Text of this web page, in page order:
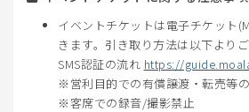
イベントチケットは電子チケット
きます。引き取り方法は以下より
SMS認証の流れ https://
営利目的での有償譲渡・転売等
客席での録音/撮影禁止